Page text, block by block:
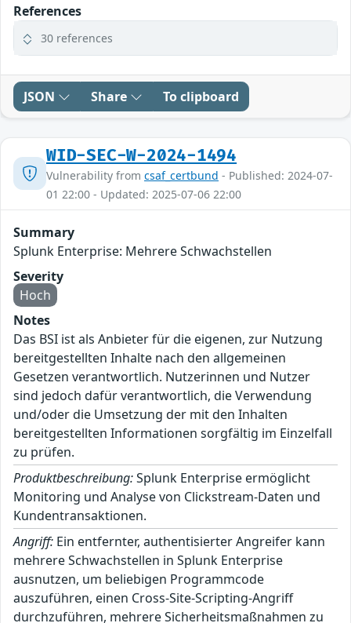
References
30 references
JSON Share To clipboard
WID-SEC-W-2024-1494
Vulnerability from csaf_certbund - Published: 2024-07-
01 22:00 - Updated: 2025-07-06 22:00
Summary
Splunk Enterprise: Mehrere Schwachstellen
Severity
Hoch
Notes
Das BSI ist als Anbieter für die eigenen, zur Nutzung
bereitgestellten Inhalte nach den allgemeinen
Gesetzen verantwortlich. Nutzerinnen und Nutzer
sind jedoch dafür verantwortlich, die Verwendung
und/oder die Umsetzung der mit den Inhalten
bereitgestellten Informationen sorgfältig im Einzelfall
zu prüfen.
Produktbeschreibung:Splunk Enterprise ermöglicht
Monitoring und Analyse von Clickstream-Daten und
Kundentransaktionen.
Angriff: Ein entfernter, authentisierter Angreifer kann
mehrere Schwachstellen in Splunk Enterprise
ausnutzen, um beliebigen Programmcode
auszuführen, einen Cross-Site-Scripting-Angriff
durchzuführen, mehrere Sicherheitsmaßnahmen zu